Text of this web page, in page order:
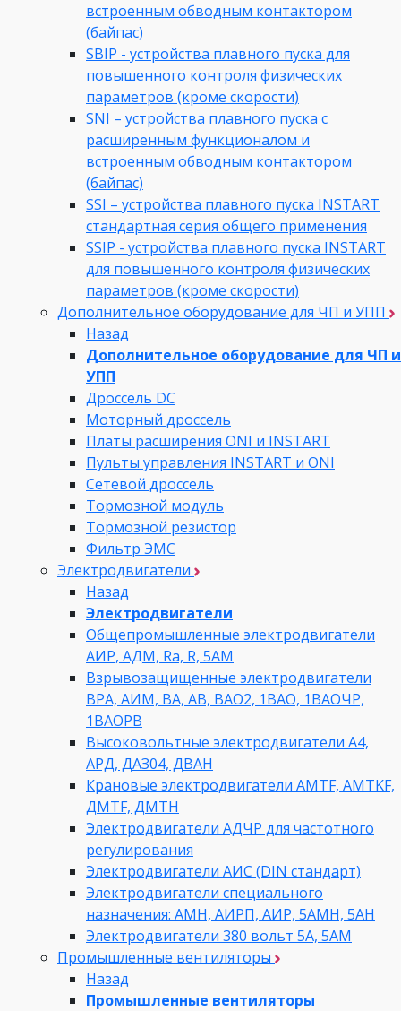
встроенным обводным контактором
(байпас)
SBIP - устройства плавного пуска для
повышенного контроля физических
параметров (кроме скорости)
SNI – устройства плавного пуска с
расширенным функционалом и
встроенным обводным контактором
(байпас)
SSI – устройства плавного пуска INSTART
стандартная серия общего применения
SSIP - устройства плавного пуска INSTART
для повышенного контроля физических
параметров (кроме скорости)
Дополнительное оборудование для ЧП и УПП
Назад
Дополнительное оборудование для ЧП и
УПП
Дроссель DC
Моторный дроссель
Платы расширения ONI и INSTART
Пульты управления INSTART и ONI
Сетевой дроссель
Тормозной модуль
Тормозной резистор
Фильтр ЭМС
Электродвигатели
Назад
Электродвигатели
Общепромышленные электродвигатели
АИР, АДМ, Ra, R, 5AM
Взрывозащищенные электродвигатели
ВРА, АИМ, ВА, АВ, ВАO2, 1ВАО, 1ВАОЧР,
1ВАОРВ
Высоковольтные электродвигатели A4,
АРД, ДАЗ04, ДВАН
Крановые электродвигатели AMTF, AMTKF,
ДMTF, ДМТН
Электродвигатели АДЧР для частотного
регулирования
Электродвигатели АИС (DIN стандарт)
Электродвигатели специального
назначения: АМН, АИРП, АИР, 5АМН, 5АН
Электродвигатели 380 вольт 5А, 5АМ
Промышленные вентиляторы
Назад
Промышленные вентиляторы